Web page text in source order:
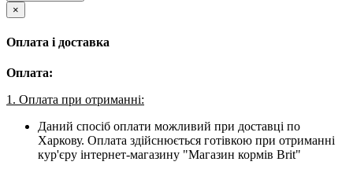
×
Оплата і доставка
Оплата:
1. Оплата при отриманні:
Даний спосіб оплати можливий при доставці по
Харкову. Оплата здійснюється готівкою при отриманні
кур'єру інтернет-магазину "Магазин кормів Brit"